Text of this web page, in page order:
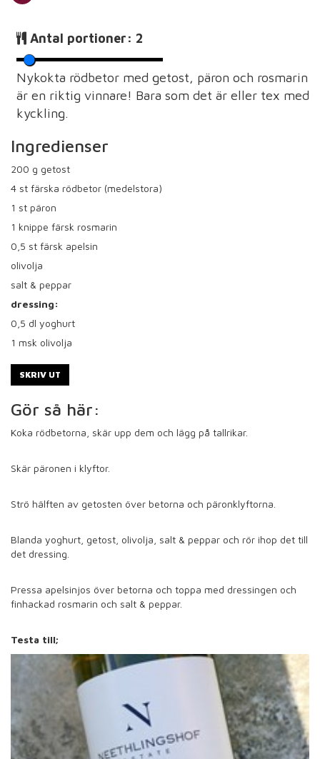
Antal portioner: 2
Nykokta rödbetor med getost, päron och rosmarin
är en riktig vinnare! Bara som det är eller tex med
kyckling.
Ingredienser
200 g getost
4 st färska rödbetor (medelstora)
1 st päron
1 knippe färsk rosmarin
0,5 st färsk apelsin
olivolja
salt & peppar
dressing:
0,5 dl yoghurt
1 msk olivolja
SKRIV UT
Gör så här:
Koka rödbetorna, skär upp dem och lägg på tallrikar.
Skär päronen i klyftor.
Strö hälften av getosten över betorna och päronklyftorna.
Blanda yoghurt, getost, olivolja, salt & peppar och rör ihop det till
det dressing.
Pressa apelsinjos över betorna och toppa med dressingen och
finhackad rosmarin och salt & peppar.
Testa till;